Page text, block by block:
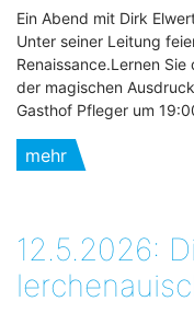
Ein Abend mit Dirk
Unter seiner Leitung
Renaissance.Lernen
der magischen
Gasthof Pfleger um
mehr
12.5.2026: